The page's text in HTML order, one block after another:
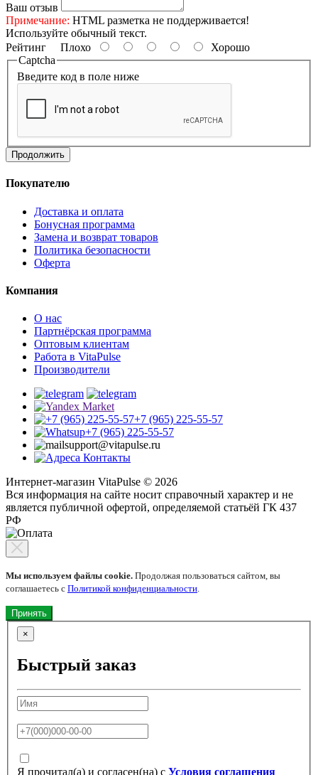
Ваш отзыв
Примечание: HTML разметка не поддерживается!
Используйте обычный текст.
Рейтинг Плохо
Хорошо
Captcha
Введите код в поле ниже
Продолжить
Покупателю
Доставка и оплата
Бонусная программа
Замена и возврат товаров
Политика безопасности
Оферта
Компания
О нас
Партнёрская программа
Оптовым клиентам
Работа в VitaPulse
Производители
+7 (965) 225-55-57
+7 (965) 225-55-57
support@vitapulse.ru
Контакты
Интернет-магазин VitaPulse © 2026
Вся информация на сайте носит справочный характер и не
является публичной офертой, определяемой статьёй ГК 437
РФ
Мы используем файлы cookie. Продолжая пользоваться сайтом, вы
соглашаетесь с Политикой конфиденциальности.
Принять
×
Быстрый заказ
Я прочитал(а) и согласен(на) с Условия соглашения